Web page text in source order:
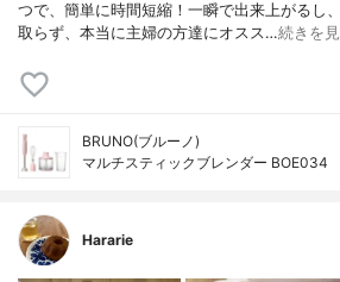
つで、簡単に時間短縮！一瞬で出来上がるし
取らず、本当に主婦の方達にオスス…続きを
BRUNO(ブルーノ)
マルチスティックブレンダー BOE034
Hararie